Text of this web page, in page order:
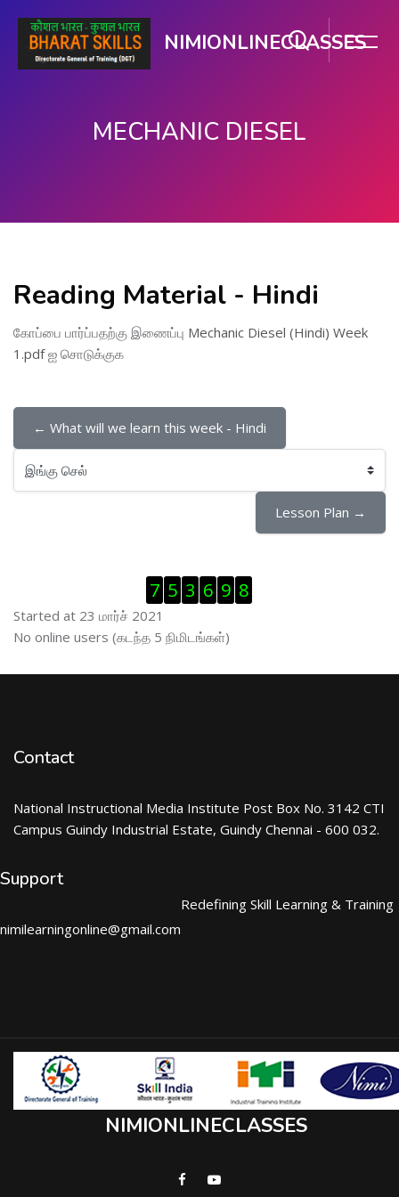
NIMIONLINECLASSES
MECHANIC DIESEL
Reading Material - Hindi
கோப்பை பார்ப்பதற்கு இணைப்பு Mechanic Diesel (Hindi) Week
1.pdfஐ சொடுக்குக
← What will we learn this week - Hindi
இங்கு செல்
Lesson Plan →
Visitor Counter ஐத் தவிர்
7 5 3 6 9 8
Started at 23 மார்ச் 2021
இணைப்புநிலைப் பயனாளர் ஐத் தவிர்
No online users (கடந்த 5 நிமிடங்கள்)
Contact
National Instructional Media Institute Post Box No. 3142 CTI
Campus Guindy Industrial Estate, Guindy Chennai - 600 032.
Support
nimilearningonline@gmail.com
Redefining Skill Learning & Training
NIMIONLINECLASSES